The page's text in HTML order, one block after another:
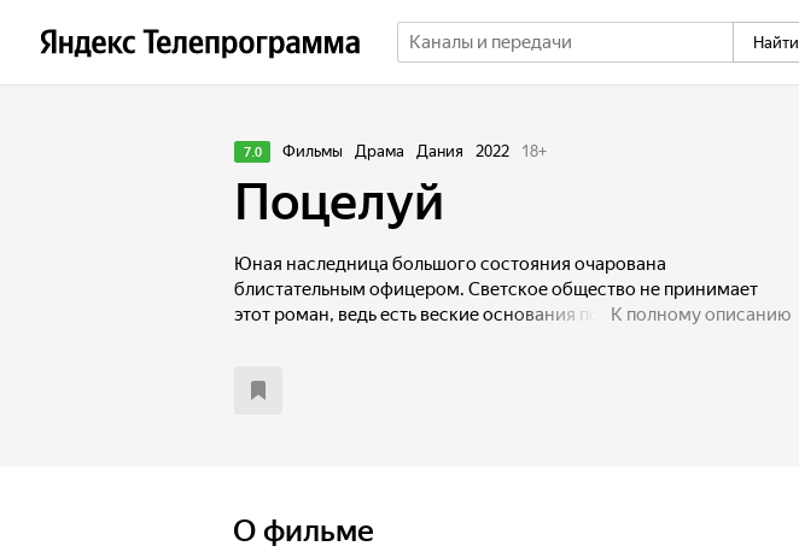
Найти
7.0 Фильмы Драма Дания 2022 18+
Поцелуй
Юная наследница большого состояния очарована
блистательным офицером. Светское общество не принимает
этот роман, ведь есть веские основания подозревать молодого
К полному описанию
О фильме